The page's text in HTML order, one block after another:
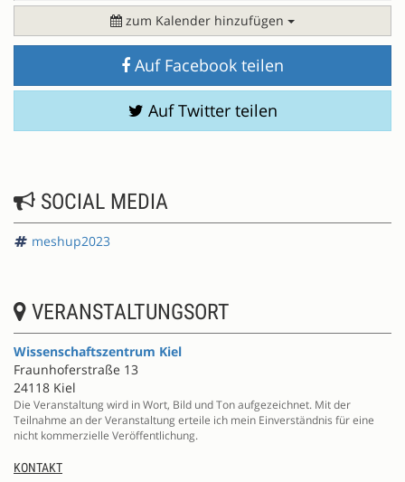
zum Kalender hinzufügen
Auf Facebook teilen
Auf Twitter teilen
SOCIAL MEDIA
meshup2023
VERANSTALTUNGSORT
Wissenschaftszentrum Kiel
Fraunhoferstraße 13
24118 Kiel
Die Veranstaltung wird in Wort, Bild und Ton aufgezeichnet. Mit der
Teilnahme an der Veranstaltung erteile ich mein Einverständnis für eine
nicht kommerzielle Veröffentlichung.
KONTAKT